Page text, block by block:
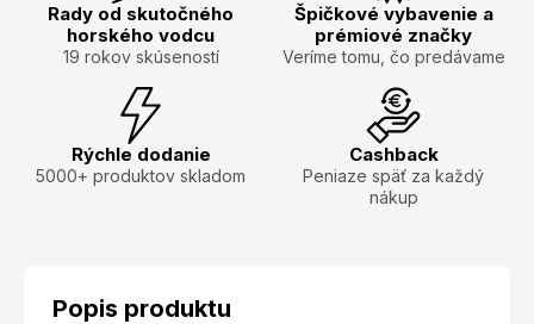
Rady od skutočného
horského vodcu
19 rokov skúseností
Špičkové vybavenie a
prémiové značky
Veríme tomu, čo predávame
Rýchle dodanie
5000+ produktov skladom
Cashback
Peniaze späť za každý
nákup
Popis produktu